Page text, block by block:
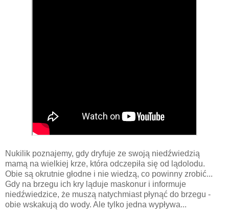
Nukilik poznajemy, gdy dryfuje ze swoją niedźwiedzią
mamą na wielkiej krze, która odczepiła się od lądolodu.
Obie są okrutnie głodne i nie wiedzą, co powinny zrobić...
Gdy na brzegu ich kry ląduje maskonur i informuje
niedźwiedzice, że muszą natychmiast płynąć do brzegu -
obie wskakują do wody. Ale tylko jedna wypływa...